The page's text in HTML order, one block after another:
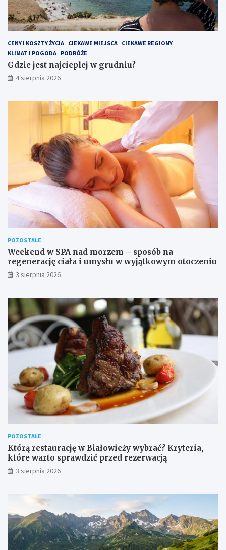
CENY I KOSZTY ŻYCIA CIEKAWE MIEJSCA CIEKAWE REGIONY
KLIMAT I POGODA PODRÓŻE
Gdzie jest najcieplej w grudniu?
4 sierpnia 2026
POZOSTAŁE
Weekend w SPA nad morzem – sposób na
regenerację ciała i umysłu w wyjątkowym otoczeniu
3 sierpnia 2026
POZOSTAŁE
Którą restaurację w Białowieży wybrać? Kryteria,
które warto sprawdzić przed rezerwacją
3 sierpnia 2026